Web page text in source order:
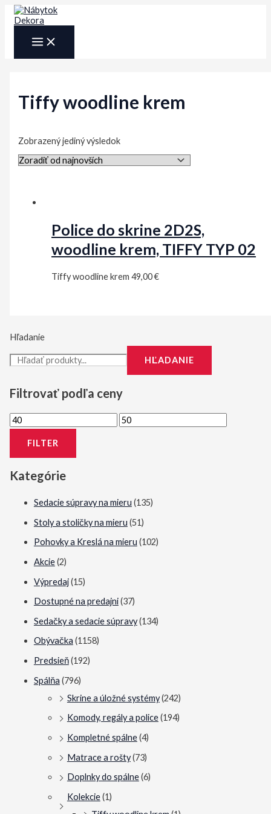
Preskočiť
MAIN
MENU
Hľadanie
HĽADANIE
Filtrovať podľa ceny
M
M
á
l
n
e
FILTER
Kategórie
Sedacie súpravy na mieru (135)
Stoly a stoličky na mieru (51)
Pohovky a Kreslá na mieru (102)
Akcie(2)
Výpredaj(15)
Dostupné na predajni(37)
Sedačky a sedacie súpravy(134)
Obývačka (1158)
Predsieň(192)
Spálňa (796)
Skrine a úložné systémy(242)
Komody, regály a police(194)
Kompletné spálne(4)
Matrace a rošty(73)
Doplnky do spálne(6)
Kolekcie(1)
Tiffy woodline krem
Zobrazený jediný výsledok
Police do skrine 2D2S,
woodline krem, TIFFY TYP 02
Tiffy woodline krem49,00€